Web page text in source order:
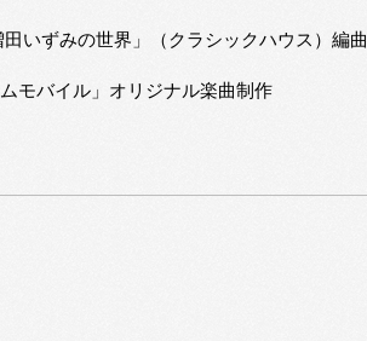
いずみの世界」（クラシックハウス）編曲
モバイル」オリジナル楽曲制作